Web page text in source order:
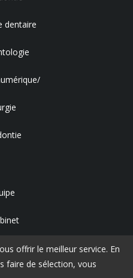
dentaire
offrir le meilleur service. En
faire de sélection, vous